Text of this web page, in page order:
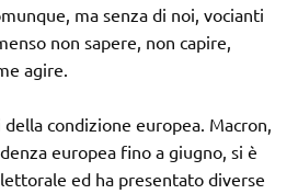
ma senza di noi, vocianti
non sapere, non capire,
agire.
condizione europea. Macron,
europea fino a giugno, si è
ed ha presentato diverse